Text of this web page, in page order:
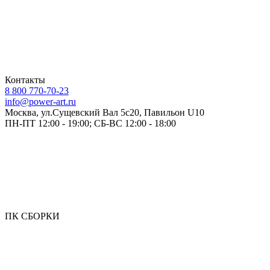
Контакты
8 800 770-70-23
info@power-art.ru
Москва, ул.Сущевский Вал 5с20, Павильон U10
ПН-ПТ 12:00 - 19:00; СБ-ВС 12:00 - 18:00
ПК СБОРКИ